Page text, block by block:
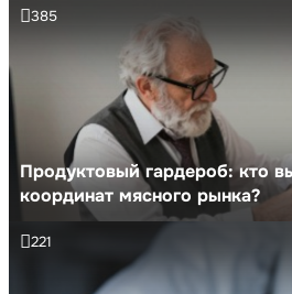
Продуктовый гардероб: кто
координат мясного рынка?
385
221